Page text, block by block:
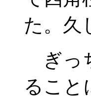
た。久
ぎっ
ること